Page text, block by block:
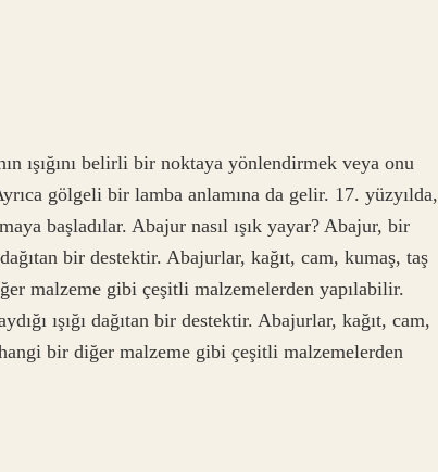
ışığını belirli bir noktaya yönlendirmek veya onu
gölgeli bir lamba anlamına da gelir. 17. yüzyılda,
başladılar. Abajur nasıl ışık yayar? Abajur, bir
bir destektir. Abajurlar, kağıt, cam, kumaş, taş
malzeme gibi çeşitli malzemelerden yapılabilir.
ışığı dağıtan bir destektir. Abajurlar, kağıt, cam,
bir diğer malzeme gibi çeşitli malzemelerden